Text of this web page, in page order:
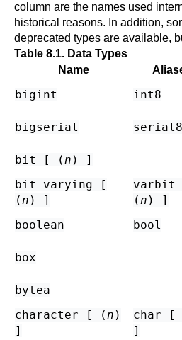
column are the names used
historical reasons. In addition,
deprecated types are available,
Table 8.1. Data Types
Name
bigint int8
bigserial serial8
bit [ (n ) ]
bit varying [
(n ) ]
varbit
(n ) ]
boolean bool
box
bytea
character [ (n )
]
char [
]